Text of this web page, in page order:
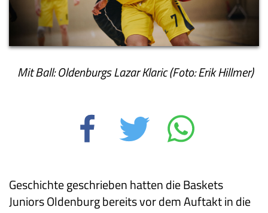
Mit Ball: Oldenburgs Lazar Klaric (Foto: Erik Hillmer)
Geschichte geschrieben hatten die Baskets
Juniors Oldenburg bereits vor dem Auftakt in die